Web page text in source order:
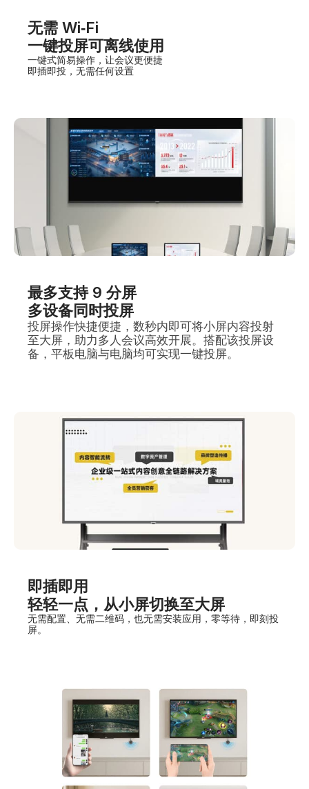
无需 Wi‑Fi
一键投屏可离线使用
一键式简易操作，让会议更便捷
即插即投，无需任何设置
最多支持 9 分屏
多设备同时投屏
投屏操作快捷便捷，数秒内即可将小屏内容投射
至大屏，助力多人会议高效开展。搭配该投屏设
备，平板电脑与电脑均可实现一键投屏。
即插即用
轻轻一点，从小屏切换至大屏
无需配置、无需二维码，也无需安装应用，零等待，即刻投
屏。